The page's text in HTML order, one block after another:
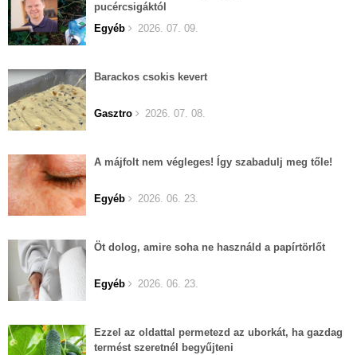
pucércsigáktól
Egyéb
2026. 07. 09.
Barackos csokis kevert
Gasztro 2026. 07. 08.
A májfolt nem végleges! Így szabadulj meg tőle!
Egyéb 2026. 06. 23.
Öt dolog, amire soha ne használd a papírtörlőt
Egyéb 2026. 06. 23.
Ezzel az oldattal permetezd az uborkát, ha gazdag
termést szeretnél begyűjteni